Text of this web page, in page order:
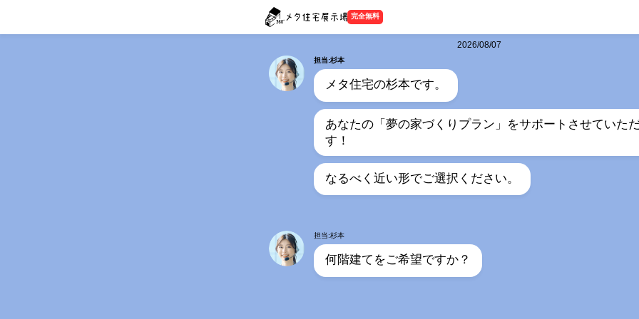
完全無料
2026/08/07
担当:杉本
メタ住宅の杉本です。
あなたの「夢の家づくりプラン」をサポートさせていた
す！
なるべく近い形でご選択ください。
担当:杉本
何階建てをご希望ですか？